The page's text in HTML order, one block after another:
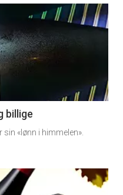
billige
«lønn i himmelen».